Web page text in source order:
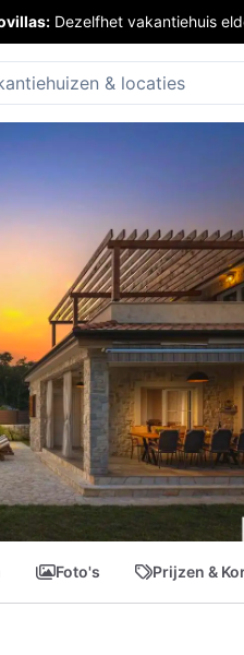
Dezelfhet vakantiehuis
Foto's Prijzen &